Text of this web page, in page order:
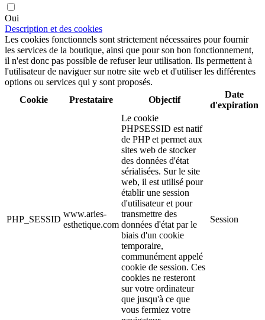
Oui
Description et des cookies
Les cookies fonctionnels sont strictement nécessaires pour fournir
les services de la boutique, ainsi que pour son bon fonctionnement,
il n'est donc pas possible de refuser leur utilisation. Ils permettent à
l'utilisateur de naviguer sur notre site web et d'utiliser les différentes
options ou services qui y sont proposés.
Cookie
Prestataire Objectif
Date
d'expiration
PHP_SESSID
www.aries-
esthetique.com
Le cookie
PHPSESSID est natif
de PHP et permet aux
sites web de stocker
des données d'état
sérialisées. Sur le site
web, il est utilisé pour
établir une session
d'utilisateur et pour
transmettre des
données d'état par le
biais d'un cookie
temporaire,
communément appelé
cookie de session. Ces
cookies ne resteront
sur votre ordinateur
que jusqu'à ce que
vous fermiez votre
Session